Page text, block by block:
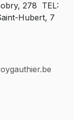
278 TEL:
Hubert, 7